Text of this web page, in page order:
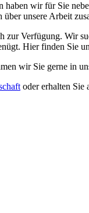
wir für Sie
unsere Arbeit
Verfügung. Wir
Hier finden Sie
wir Sie gerne in
oder erhalten Sie